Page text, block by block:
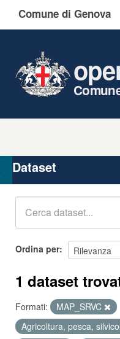
Comune di Genova
Organizzazioni
Gruppi
Dataset
Ordina per
1 dataset
Formati: MAP_SRVC
Agricoltura, pesca,